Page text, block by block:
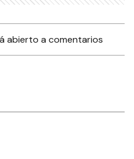
abierto a comentarios